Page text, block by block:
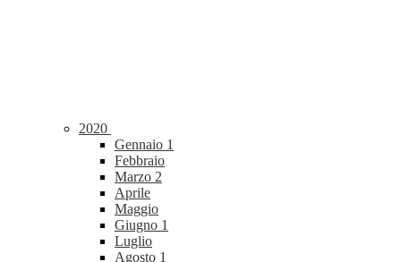
2020
Gennaio 1
Febbraio
Marzo 2
Aprile
Maggio
Giugno 1
Luglio
Agosto 1